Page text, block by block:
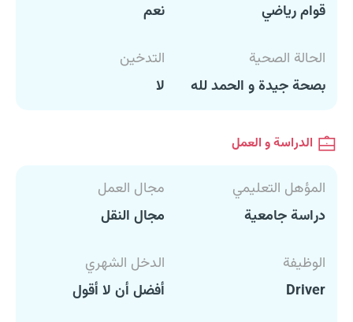
قوام رياضي
نعم
الحالة الصحية
بصحة جيدة و الحمد لله
التدخين
لا
الدراسة و العمل
المؤهل التعليمي
دراسة جامعية
مجال العمل
مجال النقل
الوظيفة
Driver
الدخل الشهري
أفضل أن لا أقول